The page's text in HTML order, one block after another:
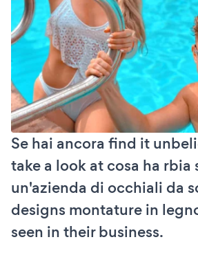
Se hai ancora find it
take a look at cosa ha rbia
un'azienda di occhiali da
designs montature in
seen in their business.